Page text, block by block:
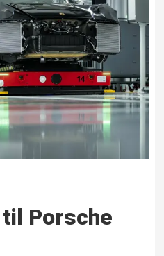
Porsche